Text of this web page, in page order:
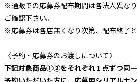
※通販での応募券配布期間は各法人異な
ご確認下さい。
※応募券は各店無くなり次第、配布終了と
〈予約・応募券のお渡しについて〉
下記対象商品①②をそれぞれ 1 点ずつ同
予約いただいた方に、応募用シリアルナ